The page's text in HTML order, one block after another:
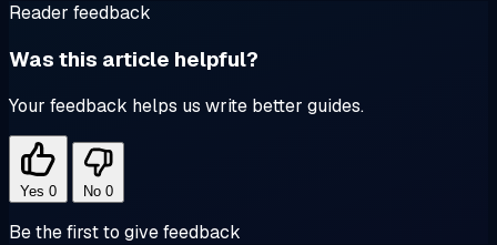
Reader feedback
Was this article helpful?
Your feedback helps us write better guides.
Yes 0 No 0
Be the first to give feedback